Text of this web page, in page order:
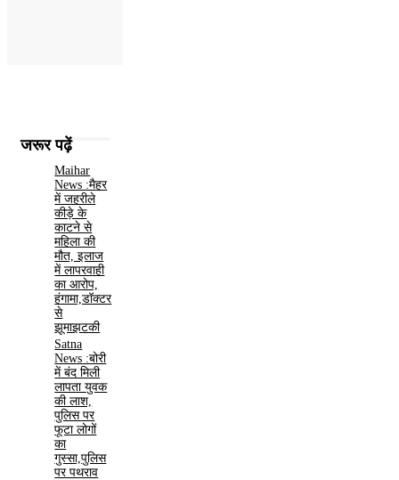
जरूर पढ़ें
Maihar
News :मैहर
में जहरीले
कीड़े के
काटने से
महिला की
मौत, इलाज
में लापरवाही
का आरोप,
हंगामा,डॉक्टर
से
झूमाझटकी
Satna
News :बोरी
में बंद मिली
लापता युवक
की लाश,
पुलिस पर
फूटा लोगों
का
गुस्सा,पुलिस
पर पथराव